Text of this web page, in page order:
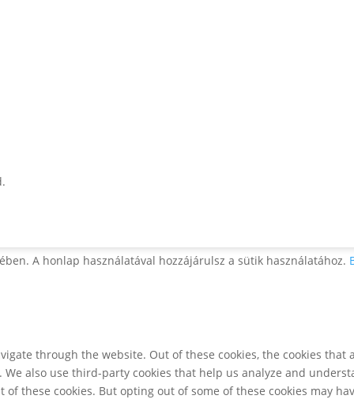
A honlap használatával hozzájárulsz a sütik használatához.
through the website. Out of these cookies, the cookies
also use third-party cookies that help us analyze and
these cookies. But opting out of some of these cookies may